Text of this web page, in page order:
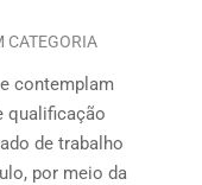
CATEGORIA
contemplam
qualificação
de trabalho
por meio da